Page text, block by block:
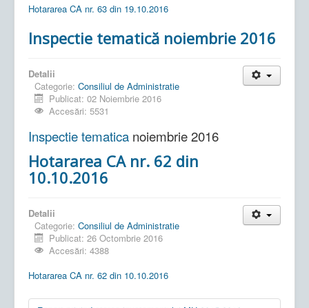
Hotararea CA nr. 63 din 19.10.2016
Inspectie tematică noiembrie 2016
Detalii
Categorie: Consiliul de Administratie
Publicat: 02 Noiembrie 2016
Accesări: 5531
Inspectie tematica noiembrie 2016
Hotararea CA nr. 62 din
10.10.2016
Detalii
Categorie: Consiliul de Administratie
Publicat: 26 Octombrie 2016
Accesări: 4388
Hotararea CA nr. 62 din 10.10.2016